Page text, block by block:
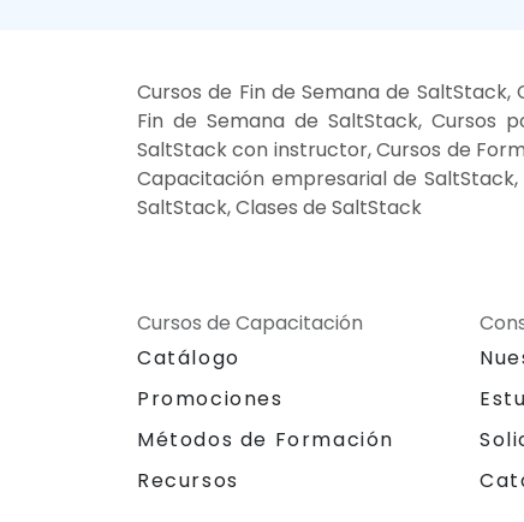
Cursos de Fin de Semana de
Fin de Semana de SaltStack, Cursos
SaltStack con instructor, Cursos de
Capacitación empresarial de
SaltStack, Clases de SaltStack
Cursos de Capacitación
Catálogo
Promociones
Métodos de Formación
Recursos